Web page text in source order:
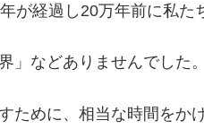
が経過し20万年前に私た
」などありませんでした。
ために、相当な時間をか